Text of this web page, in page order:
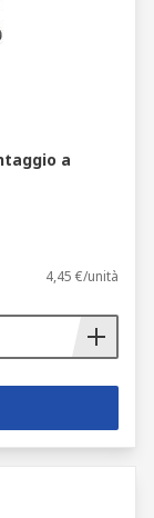
con
che
la
sistema.
a
4,45 €/unità